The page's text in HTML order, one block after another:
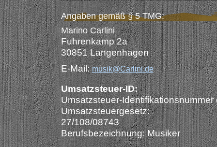
Angaben gemäß § 5 TMG:
Marino Carlini
Fuhrenkamp 2a
30851 Langenhagen
E-Mail:musik@Carlini.de
Umsatzsteuer-ID:
Umsatzsteuer-
Umsatzsteuergesetz:
27/108/08743
Berufsbezeichnung: Musiker